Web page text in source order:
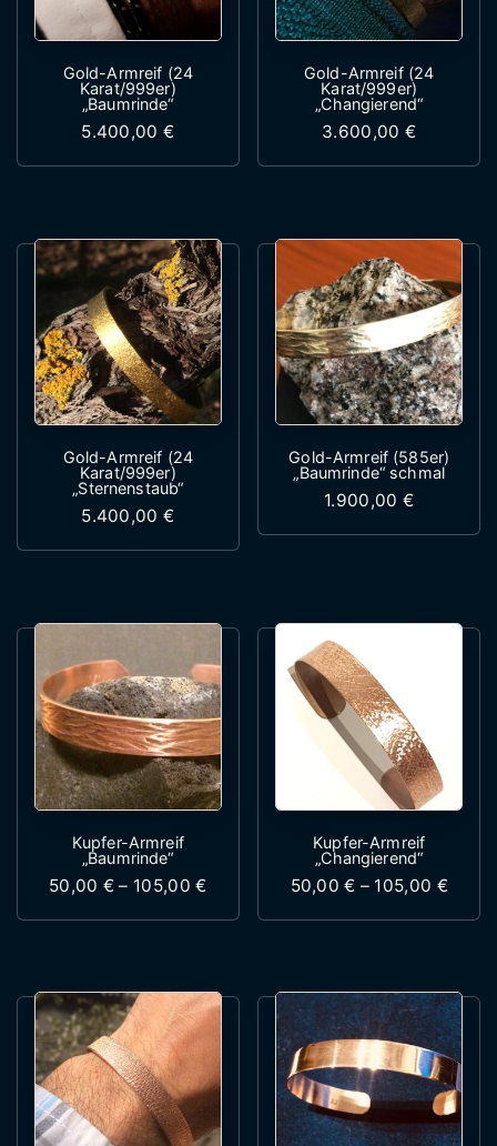
Gold-Armreif (24
Karat/999er)
„Baumrinde“
5.400,00€
Dieses Produkt weist mehrere
Gold-Armreif (24
Karat/999er)
„Changierend“
3.600,00 €
Dieses
Gold-Armreif (24
Karat/999er)
„Sternenstaub“
5.400,00€
Dieses Produkt weist mehrere
Gold-Armreif (585er)
„Baumrinde“ schmal
1.900,00 €
Dieses
Kupfer-Armreif
„Baumrinde“
50,00€ – 105,00€ Preisspanne: 50,00 € bis 105,00 €
Dieses Produkt weist mehrere
Kupfer-Armreif
„Changierend“
50,00€ – 105,00 €
Dieses